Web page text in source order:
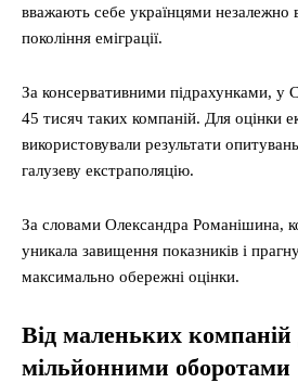
вважають себе українцями незалежно
покоління еміграції.
За консервативними підрахунками,
45 тисяч таких компаній. Для оцінки
використовували результати
галузеву екстраполяцію.
За словами Олександра Романішина,
уникала завищення показників і
максимально обережні оцінки.
Від маленьких компаній
мільйонними оборотами